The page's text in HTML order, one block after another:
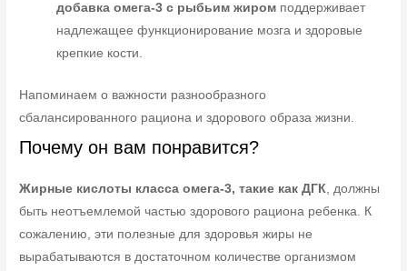
добавка омега-3 с рыбьим жиром поддерживает
надлежащее функционирование мозга и здоровые
крепкие кости.
Напоминаем о важности разнообразного
сбалансированного рациона и здорового образа жизни.
Почему он вам понравится?
Жирные кислоты класса омега-3, такие как ДГК , должны
быть неотъемлемой частью здорового рациона ребенка. К
сожалению, эти полезные для здоровья жиры не
вырабатываются в достаточном количестве организмом